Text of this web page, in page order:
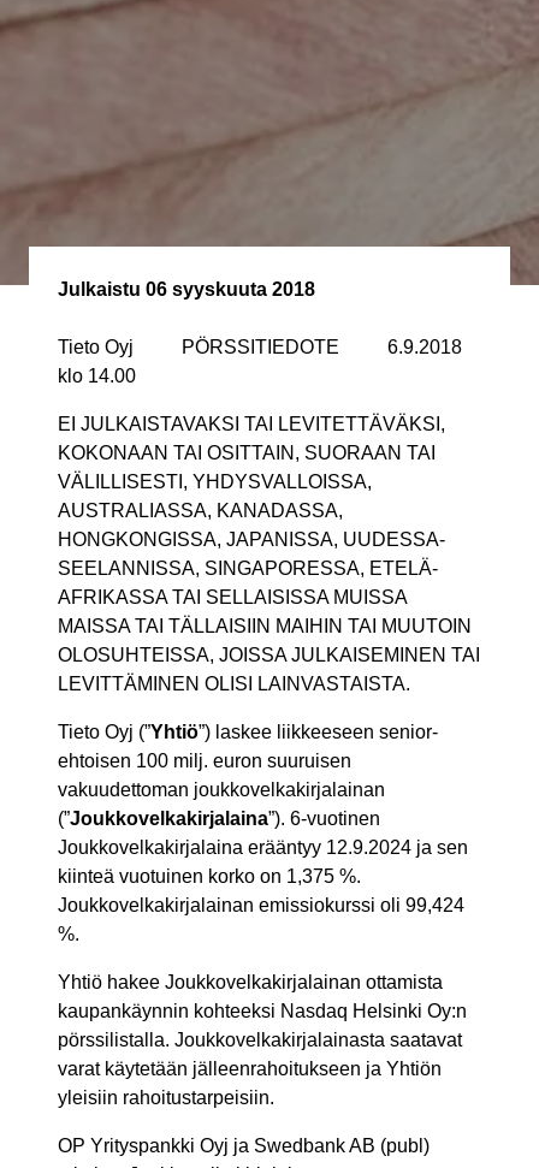
Julkaistu 06 syyskuuta 2018
Tieto Oyj PÖRSSITIEDOTE 6.9.2018
klo 14.00
EI JULKAISTAVAKSI TAI LEVITETTÄVÄKSI,
KOKONAAN TAI OSITTAIN, SUORAAN TAI
VÄLILLISESTI, YHDYSVALLOISSA,
AUSTRALIASSA, KANADASSA,
HONGKONGISSA, JAPANISSA, UUDESSA-
SEELANNISSA, SINGAPORESSA, ETELÄ-
AFRIKASSA TAI SELLAISISSA MUISSA
MAISSA TAI TÄLLAISIIN MAIHIN TAI MUUTOIN
OLOSUHTEISSA, JOISSA JULKAISEMINEN TAI
LEVITTÄMINEN OLISI LAINVASTAISTA.
Tieto Oyj (”Yhtiö”) laskee liikkeeseen senior-
ehtoisen 100 milj. euron suuruisen
vakuudettoman joukkovelkakirjalainan
(”Joukkovelkakirjalaina”). 6-vuotinen
Joukkovelkakirjalaina erääntyy 12.9.2024 ja sen
kiinteä vuotuinen korko on 1,375 %.
Joukkovelkakirjalainan emissiokurssi oli 99,424
%.
Yhtiö hakee Joukkovelkakirjalainan ottamista
kaupankäynnin kohteeksi Nasdaq Helsinki Oy:n
pörssilistalla. Joukkovelkakirjalainasta saatavat
varat käytetään jälleenrahoitukseen ja Yhtiön
yleisiin rahoitustarpeisiin.
OP Yrityspankki Oyj ja Swedbank AB (publ)